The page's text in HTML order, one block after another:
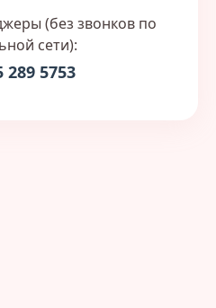
(без звонков по
сети):
289 5753